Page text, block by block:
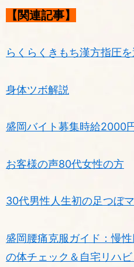
【関連記事】
らくらくきもち漢方指圧
身体ツボ解説
盛岡バイト募集時給2000
お客様の声80代女性の方
30代男性人生初の足つぼ
盛岡腰痛克服ガイド：慢
の体チェック＆自宅リハ